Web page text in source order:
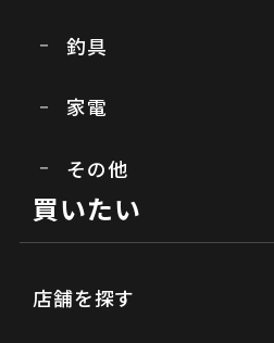
釣具
家電
その他
買いたい
店舗を探す